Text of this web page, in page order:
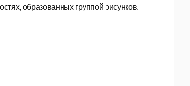
образованных группой рисунков.